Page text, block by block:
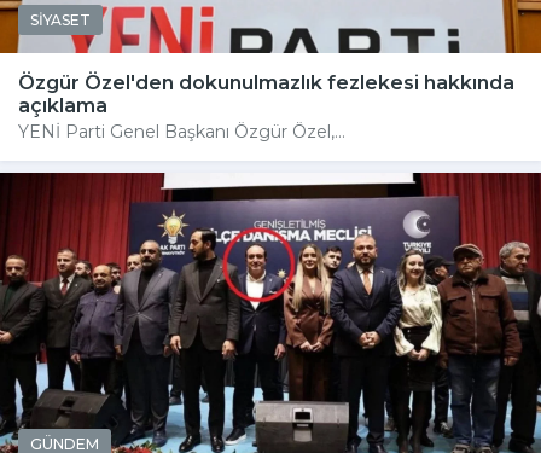
SİYASET
Özgür Özel'den dokunulmazlık fezlekesi hakkında
açıklama
YENİ Parti Genel Başkanı Özgür Özel,...
GÜNDEM